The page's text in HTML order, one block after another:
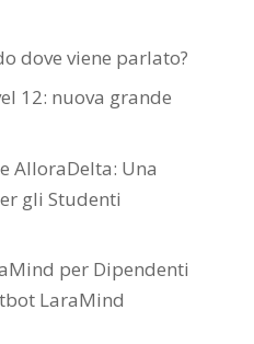
dove viene parlato?
12: nuova grande
AlloraDelta: Una
gli Studenti
per Dipendenti
LaraMind